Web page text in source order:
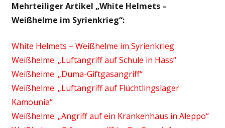
Mehrteiliger Artikel „White Helmets –
Weißhelme im Syrienkrieg“:
White Helmets – Weißhelme im Syrienkrieg
Weißhelme: „Luftangriff auf Schule in Hass“
Weißhelme: „Duma-Giftgasangriff“
Weißhelme: „Luftangriff auf Flüchtlingslager
Kamounia“
Weißhelme: „Angriff auf ein Krankenhaus in Aleppo“